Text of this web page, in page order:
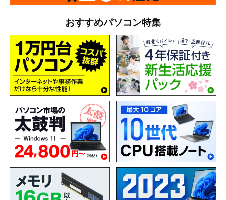
おすすめパソコン特集